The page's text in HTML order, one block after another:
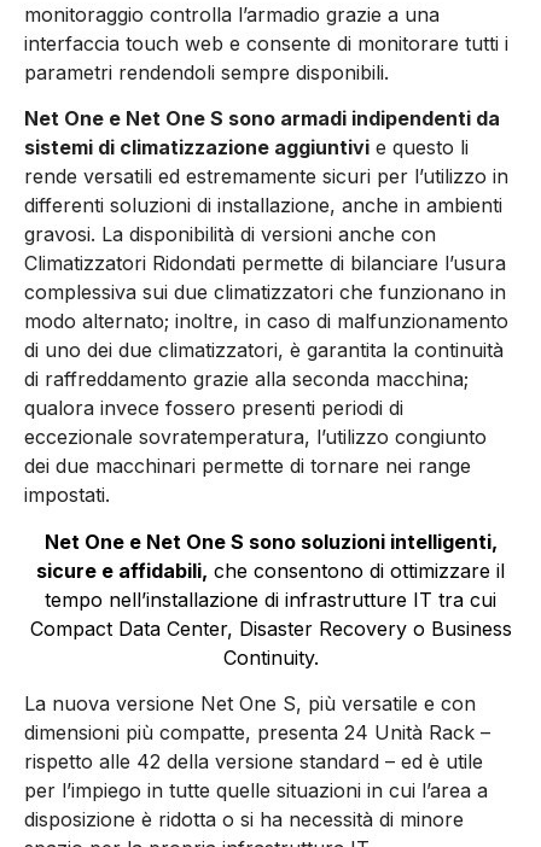
monitoraggio controlla l’armadio grazie a una
interfaccia touch web e consente di monitorare tutti i
parametri rendendoli sempre disponibili.
Net One e Net One S sono armadi indipendenti da
sistemi di climatizzazione aggiuntivi e questo li
rende versatili ed estremamente sicuri per l’utilizzo in
differenti soluzioni di installazione, anche in ambienti
gravosi. La disponibilità di versioni anche con
Climatizzatori Ridondati permette di bilanciare l’usura
complessiva sui due climatizzatori che funzionano in
modo alternato; inoltre, in caso di malfunzionamento
di uno dei due climatizzatori, è garantita la continuità
di raffreddamento grazie alla seconda macchina;
qualora invece fossero presenti periodi di
eccezionale sovratemperatura, l’utilizzo congiunto
dei due macchinari permette di tornare nei range
impostati.
Net One e Net One S sono soluzioni intelligenti,
sicure e affidabili, che consentono di ottimizzare il
tempo nell’installazione di infrastrutture IT tra cui
Compact Data Center, Disaster Recovery o Business
Continuity.
La nuova versione Net One S, più versatile e con
dimensioni più compatte, presenta 24 Unità Rack –
rispetto alle 42 della versione standard – ed è utile
per l’impiego in tutte quelle situazioni in cui l’area a
disposizione è ridotta o si ha necessità di minore